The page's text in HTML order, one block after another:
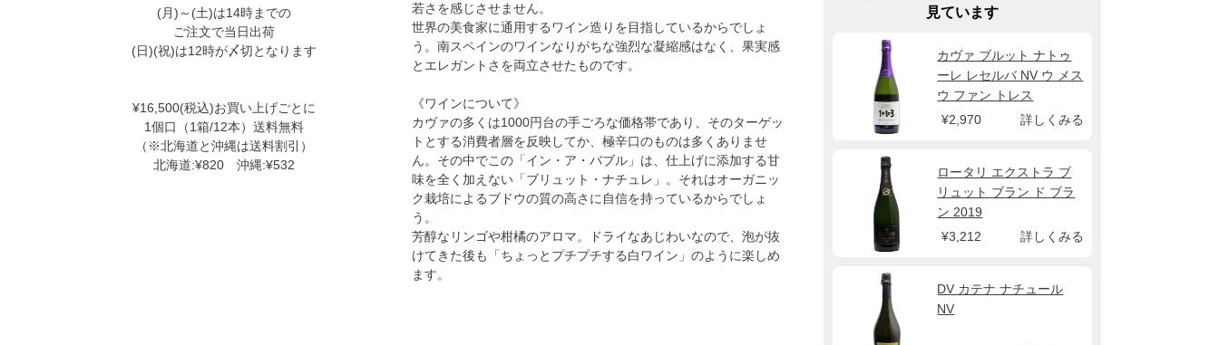
(月)～(土)は14時までの
ご注文で当日出荷
(日)(祝)は12時が〆切となります
¥16,500(税込)お買い上げごとに
1個口（1箱/12本）送料無料
（※北海道と沖縄は送料割引）
北海道:¥820 沖縄:¥532
若さを感じさせません。
世界の美食家に通用するワイン造りを目指しているからでしょ
う。南スペインのワインなりがちな強烈な凝縮感はなく、果実感
とエレガントさを両立させたものです。
《ワインについて》
カヴァの多くは1000円台の手ごろな価格帯であり、そのターゲッ
トとする消費者層を反映してか、極辛口のものは多くありませ
ん。その中でこの「イン・ア・バブル」は、仕上げに添加する甘
味を全く加えない「ブリュット・ナチュレ」。それはオーガニッ
ク栽培によるブドウの質の高さに自信を持っているからでしょ
う。
芳醇なリンゴや柑橘のアロマ。ドライなあじわいなので、泡が抜
けてきた後も「ちょっとプチプチする白ワイン」のように楽しめ
ます。
見ています
カヴァ ブルット ナトゥ
ーレ レセルバ NV ウ メス
ウ ファン トレス
¥2,970
詳しくみる
ロータリ エクストラ ブ
リュット ブラン ド ブラ
ン 2019
¥3,212
詳しくみる
DV カテナ ナチュール
NV